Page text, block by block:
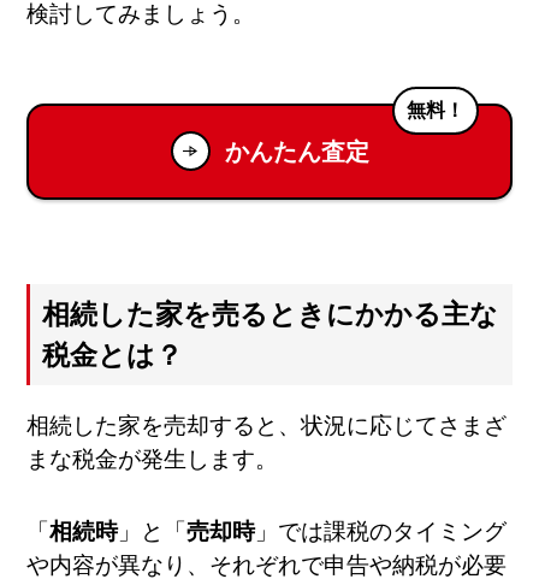
検討してみましょう。
かんたん査定
無料！
相続した家を売るときにかかる主な
税金とは？
相続した家を売却すると、状況に応じてさまざ
まな税金が発生します。
「相続時」と「売却時」では課税のタイミング
や内容が異なり、それぞれで申告や納税が必要